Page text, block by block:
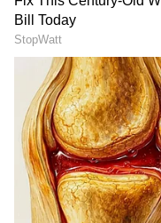
కథను
జగన్ మాత్రమే
రెడ్డి కూడా
సంచలన వ్యాఖ్యలు.